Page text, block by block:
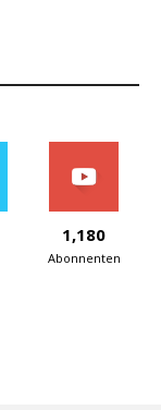
1,180
Abonnenten